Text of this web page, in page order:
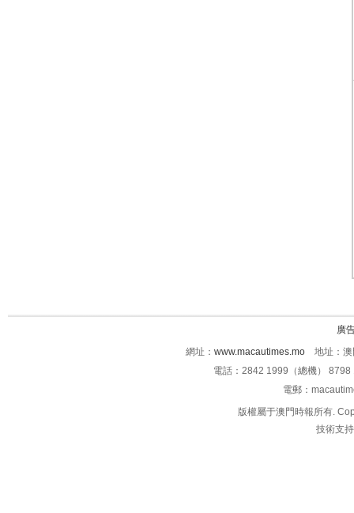
廣
網址： www.macautimes.mo 地址：澳
電話：2842 1999（總機）
電郵：
版權屬于澳門時報所有.
技術支